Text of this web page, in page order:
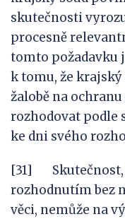
skutečnosti
procesně
tomto požadavku
k tomu, že
žalobě na
rozhodovat podle
ke dni svého
[31] Skutečnost,
rozhodnutím bez
věci, nemůže na